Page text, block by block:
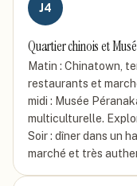
J4
Quartier chinois et
Matin : Chinatown,
restaurants et
midi : Musée
multiculturelle.
Soir : dîner dans un
marché et très